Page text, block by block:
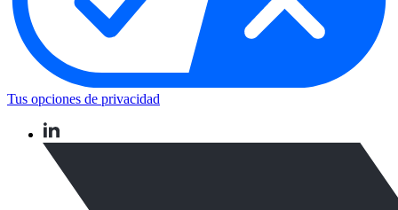
Tus opciones de privacidad